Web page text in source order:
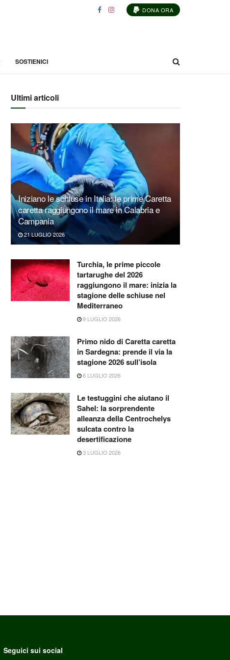
DONA ORA
SOSTIENICI
Ultimi articoli
Iniziano le schiuse in Italia: le prime Caretta
caretta raggiungono il mare in Calabria e
Campania
21 LUGLIO 2026
Turchia, le prime piccole
tartarughe del 2026
raggiungono il mare: inizia la
stagione delle schiuse nel
Mediterraneo
9 LUGLIO 2026
Primo nido di Caretta caretta
in Sardegna: prende il via la
stagione 2026 sull’isola
6 LUGLIO 2026
Le testuggini che aiutano il
Sahel: la sorprendente
alleanza della Centrochelys
sulcata contro la
desertificazione
3 LUGLIO 2026
Seguici sui social